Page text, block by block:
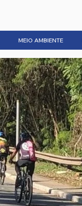
MEIO AMBIENTE